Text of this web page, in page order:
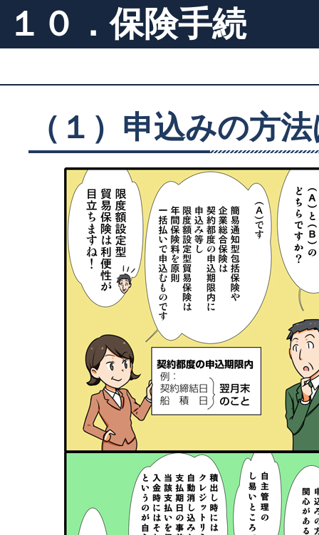
１０．保険手続
（１）申込みの方